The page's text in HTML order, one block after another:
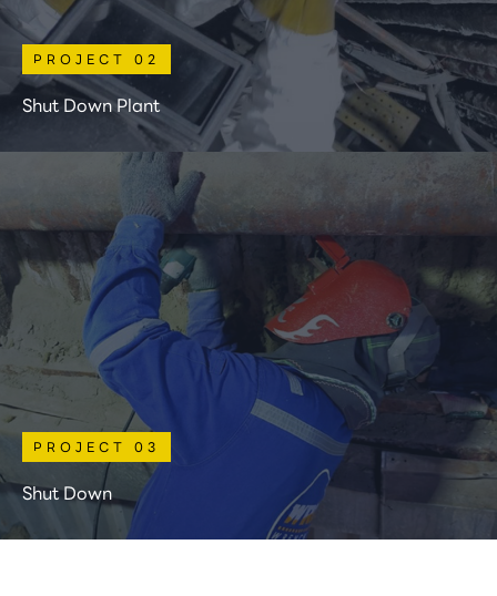
PROJECT 02
Shut Down Plant
PROJECT 03
Shut Down